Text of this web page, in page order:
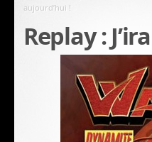
aujourd’hui !
Replay :